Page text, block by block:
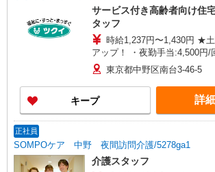
サービス付き高齢者向け住
タッフ
時給1,237円〜1,430円 ★土日祝日は時給100円
アップ！ ・夜勤手当:4,500円
格・経験等による
東京都中野区南台3-46-5
キープ 詳
正社員
SOMPOケア 中野 夜間訪問介護/5278ga1
介護スタッフ